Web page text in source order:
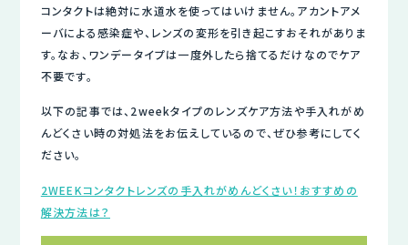
コンタクトは絶対に水道水を使ってはいけません。アカントアメ
ーバによる感染症や、レンズの変形を引き起こすおそれがありま
す。なお、ワンデータイプは一度外したら捨てるだけなのでケア
不要です。
以下の記事では、2weekタイプのレンズケア方法や手入れがめ
んどくさい時の対処法をお伝えしているので、ぜひ参考にしてく
ださい。
2WEEKコンタクトレンズの手入れがめんどくさい！おすすめの
解決方法は？